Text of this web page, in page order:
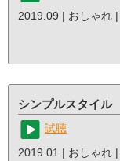
2019.09 | おしゃれ
シンプルスタイル
試聴
2019.01 | おしゃれ